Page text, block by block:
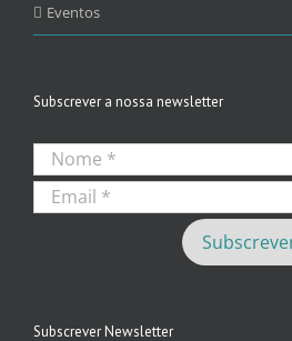
Eventos
Subscrever a nossa newsletter
Subscrever Newsletter